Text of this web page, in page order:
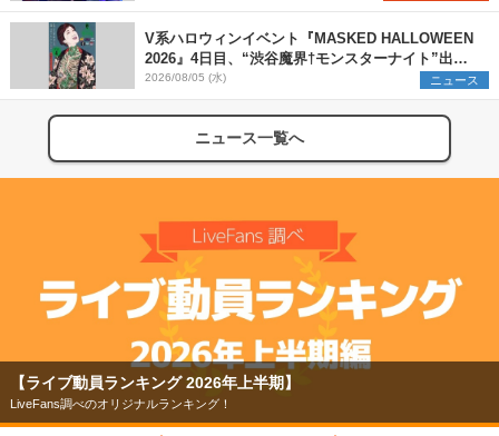
V系ハロウィンイベント『MASKED HALLOWEEN
2026』4日目、“渋谷魔界†モンスターナイト”出演6
組を発表
2026/08/05 (水) ニュース
ニュース一覧へ
【ライブ動員ランキング 2026年上半期】
LiveFans調べのオリジナルランキング！